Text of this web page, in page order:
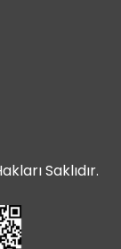
Saklıdır.